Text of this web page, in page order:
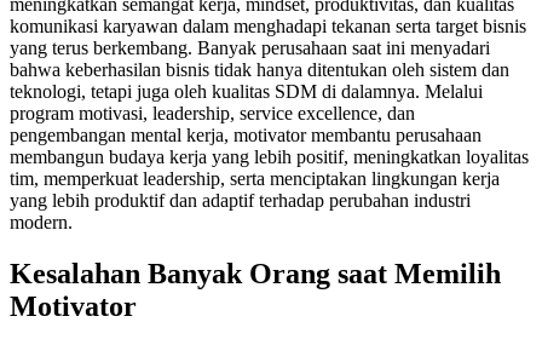
komunikasi karyawan dalam menghadapi tekanan serta target bisnis
yang terus berkembang. Banyak perusahaan saat ini menyadari
bahwa keberhasilan bisnis tidak hanya ditentukan oleh sistem dan
teknologi, tetapi juga oleh kualitas SDM di dalamnya. Melalui
program motivasi, leadership, service excellence, dan
pengembangan mental kerja, motivator membantu perusahaan
membangun budaya kerja yang lebih positif, meningkatkan loyalitas
tim, memperkuat leadership, serta menciptakan lingkungan kerja
yang lebih produktif dan adaptif terhadap perubahan industri
modern.
Kesalahan Banyak Orang saat Memilih
Motivator